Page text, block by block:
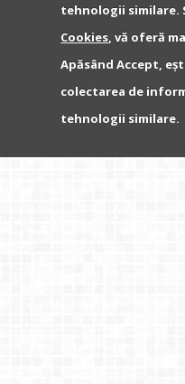
tehnologii similare.
Cookies, vă oferă
Apăsând Accept,
colectarea de
tehnologii similare.